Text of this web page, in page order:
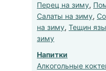
Перец на зиму,
Салаты на зиму,
на зиму, Тещин
зиму
Напитки
Алкогольные